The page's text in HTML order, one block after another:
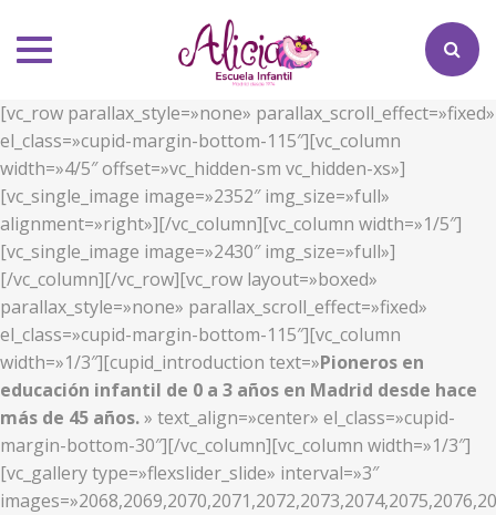
Toggle
[vc_row parallax_style=»none» parallax_scroll_effect=»fixed»
el_class=»cupid-margin-bottom-115″][vc_column
width=»4/5″ offset=»vc_hidden-sm vc_hidden-xs»]
[vc_single_image image=»2352″ img_size=»full»
alignment=»right»][/vc_column][vc_column width=»1/5″]
[vc_single_image image=»2430″ img_size=»full»]
[/vc_column][/vc_row][vc_row layout=»boxed»
parallax_style=»none» parallax_scroll_effect=»fixed»
el_class=»cupid-margin-bottom-115″][vc_column
width=»1/3″][cupid_introduction text=»Pioneros en
educación infantil de 0 a 3 años en Madrid desde hace
más de 45 años.» text_align=»center» el_class=»cupid-
margin-bottom-30″][/vc_column][vc_column width=»1/3″]
[vc_gallery type=»flexslider_slide» interval=»3″